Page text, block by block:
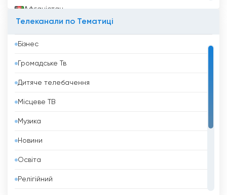
Афганістан
Барбадос
Бахрейн
Беліз
Бельгія
Бенін
Білорусь
Болгарія
Болівія
Телеканали по Тематиці
Бізнес
Громадське Тв
Дитяче телебачення
Місцеве ТВ
Музика
Новини
Освіта
Релігійний